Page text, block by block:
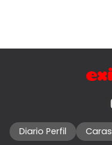
Diario Perfil Caras